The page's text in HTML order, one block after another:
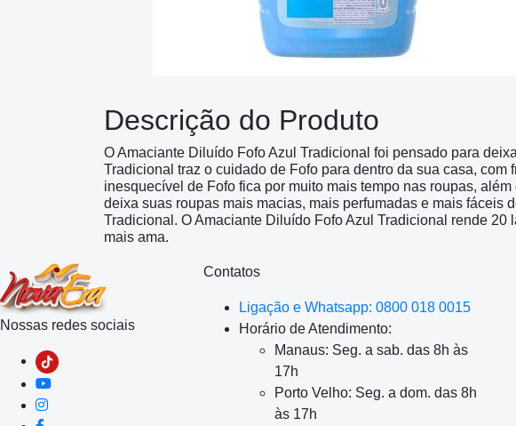
Descrição do Produto
O Amaciante Diluído Fofo Azul Tradicional foi pensado para
Tradicional traz o cuidado de Fofo para dentro da sua casa,
inesquecível de Fofo fica por muito mais tempo nas roupas,
deixa suas roupas mais macias, mais perfumadas e mais fáceis
Tradicional. O Amaciante Diluído Fofo Azul Tradicional rende
mais ama.
Nossas redes sociais
Contatos
Ligação e Whatsapp: 0800 018 0015
Horário de Atendimento:
Manaus: Seg. a sab. das 8h às
17h
Porto Velho: Seg. a dom. das 8h
às 17h